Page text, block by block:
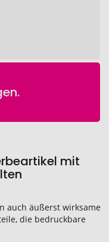
mit
auch äußerst wirksame
die bedruckbare